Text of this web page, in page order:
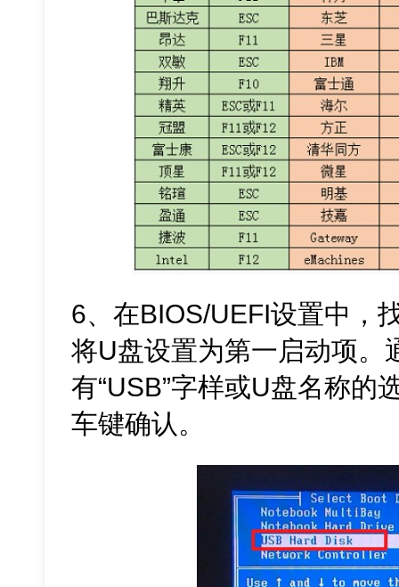
6、在BIOS/UEFI设置中，
将U盘设置为第一启动项。
有“USB”字样或U盘名称的
车键确认。